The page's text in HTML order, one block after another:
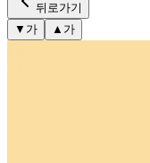
뒤로가기
▼ 가 ▲ 가